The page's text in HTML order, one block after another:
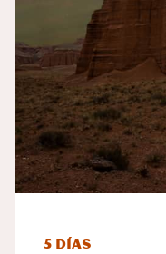
5 días